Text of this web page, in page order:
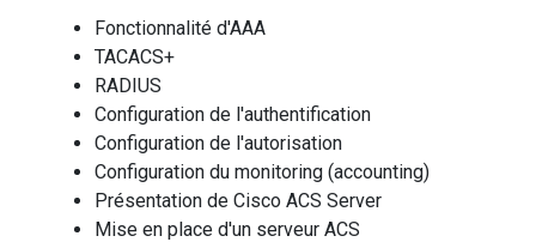
Fonctionnalité d'AAA
TACACS+
RADIUS
Configuration de l'authentification
Configuration de l'autorisation
Configuration du monitoring (accounting)
Présentation de Cisco ACS Server
Mise en place d'un serveur ACS